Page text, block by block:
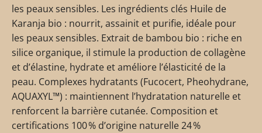
les peaux sensibles. Les ingrédients clés Huile de
Karanja bio : nourrit, assainit et purifie, idéale pour
les peaux sensibles. Extrait de bambou bio : riche en
silice organique, il stimule la production de collagène
et d’élastine, hydrate et améliore l’élasticité de la
peau. Complexes hydratants (Fucocert, Pheohydrane,
AQUAXYL™) : maintiennent l’hydratation naturelle et
renforcent la barrière cutanée. Composition et
certifications 100 % d’origine naturelle 24 %